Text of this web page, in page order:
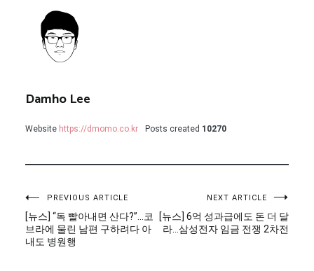
Damho Lee
Website https://dmomo.co.kr Posts created 10270
글
탐
색
PREVIOUS ARTICLE
[뉴스] “독 빨아내면 산다?”…코
브라에 물린 남편 구하려다 아
내도 병원행
NEXT ARTICLE
[뉴스] 6억 성과급에도 돈 더 달
라…삼성전자 임금 전쟁 2차전